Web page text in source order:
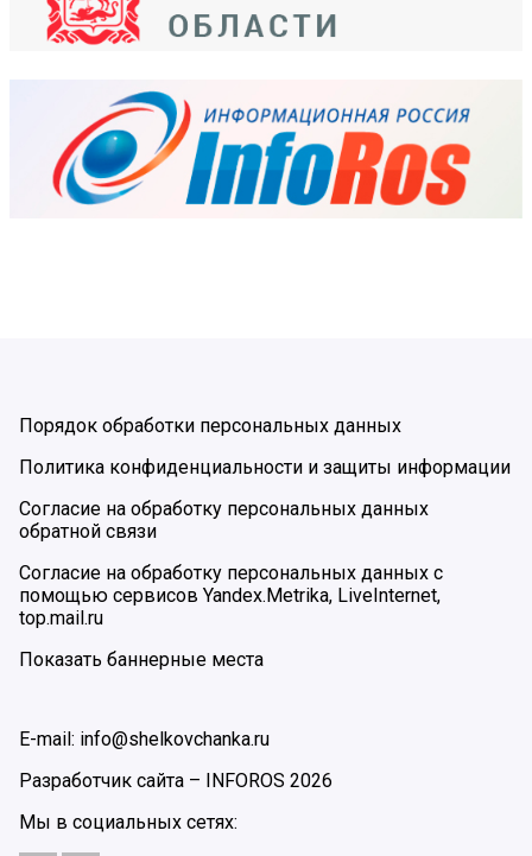
Порядок обработки персональных данных
Политика конфиденциальности и защиты информации
Согласие на обработку персональных данных
обратной связи
Согласие на обработку персональных данных с
помощью сервисов Yandex.Metrika, LiveInternet,
top.mail.ru
Показать баннерные места
E-mail: info@shelkovchanka.ru
Разработчик сайта –
INFOROS 2026
Мы в социальных сетях: